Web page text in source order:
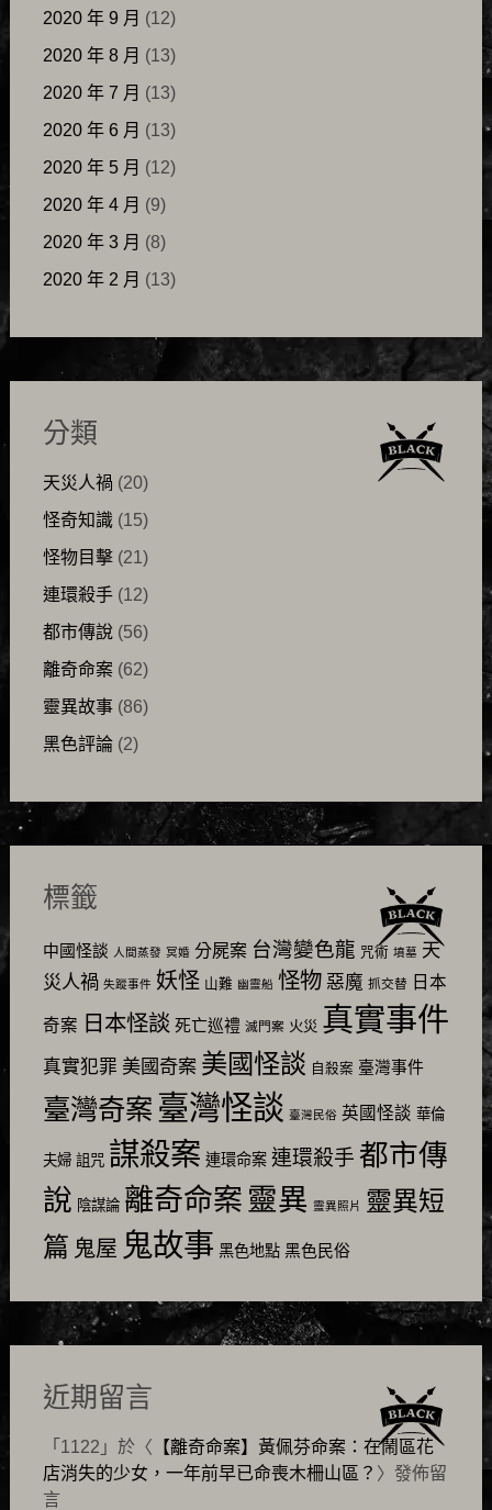
2020 年 9 月 (12)
2020 年 8 月 (13)
2020 年 7 月 (13)
2020 年 6 月 (13)
2020 年 5 月 (12)
2020 年 4 月 (9)
2020 年 3 月 (8)
2020 年 2 月 (13)
分類
天災人禍 (20)
怪奇知識(15)
怪物目擊(21)
連環殺手(12)
都市傳說(56)
離奇命案(62)
靈異故事(86)
黑色評論(2)
標籤
中國怪談 人間蒸發 冥婚 分屍案 台灣變色龍 咒術 墳墓 天
災人禍 失蹤事件 妖怪 山難 幽靈船 怪物 惡魔 抓交替 日本
奇案 日本怪談 死亡巡禮 滅門案 火災 真實事件
真實犯罪 美國奇案 美國怪談 自殺案 臺灣事件
臺灣奇案 臺灣怪談 臺灣民俗 英國怪談 華倫
夫婦 詛咒 謀殺案 連環命案 連環殺手 都市傳
說 陰謀論 離奇命案 靈異 靈異照片 靈異短
篇 鬼屋 鬼故事 黑色地點 黑色民俗
近期留言
「 1122 」於〈 【離奇命案】黃佩芬命案：在鬧區花
店消失的少女，一年前早已命喪木柵山區？ 〉發佈留
言